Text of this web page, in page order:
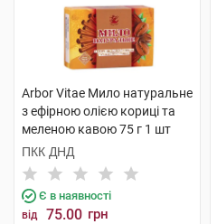
Arbor Vitae Мило натуральне
з ефірною олією кориці та
меленою кавою 75 г 1 шт
ПКК ДНД
Є в наявності
від 75.00 грн